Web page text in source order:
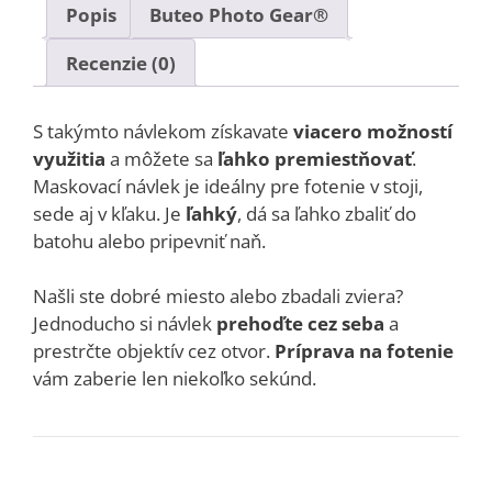
Popis
Buteo Photo Gear®
Recenzie (0)
S takýmto návlekom získavate viacero možností
využitia a môžete sa ľahko premiestňovať.
Maskovací návlek je ideálny pre fotenie v stoji,
sede aj v kľaku. Je ľahký, dá sa ľahko zbaliť do
batohu alebo pripevniť naň.
Našli ste dobré miesto alebo zbadali zviera?
Jednoducho si návlek prehoďte cez seba a
prestrčte objektív cez otvor. Príprava na fotenie
vám zaberie len niekoľko sekúnd.